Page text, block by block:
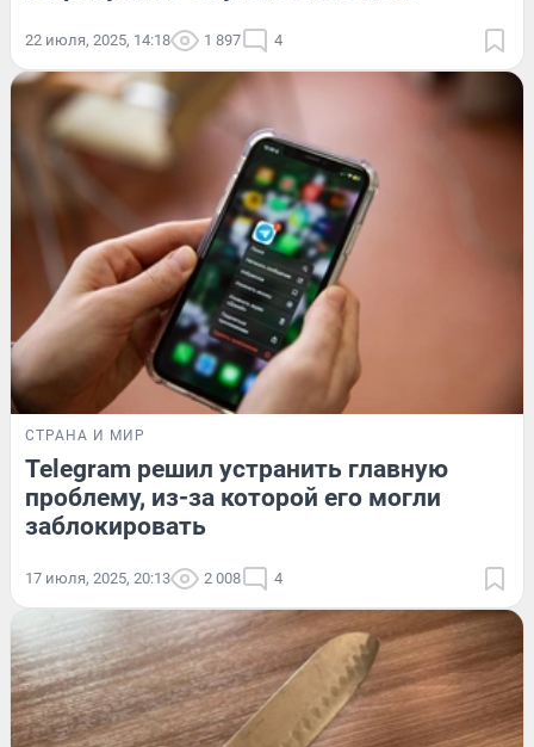
22 июля, 2025, 14:18 1 897 4
СТРАНА И МИР
Telegram решил устранить главную
проблему, из-за которой его могли
заблокировать
17 июля, 2025, 20:13 2 008 4